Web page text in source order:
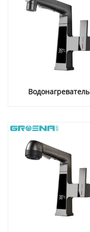
Водонагреватель